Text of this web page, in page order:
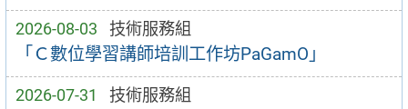
2026-08-03 技術服務組
「Ｃ數位學習講師培訓工作坊PaGamO」
2026-07-31 技術服務組